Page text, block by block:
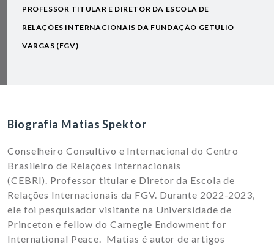
PROFESSOR TITULAR E DIRETOR DA ESCOLA DE
RELAÇÕES INTERNACIONAIS DA FUNDAÇÃO GETULIO
VARGAS (FGV)
Biografia Matias Spektor
Conselheiro Consultivo e Internacional do Centro
Brasileiro de Relações Internacionais
(CEBRI). Professor titular e Diretor da Escola de
Relações Internacionais da FGV. Durante 2022-2023,
ele foi pesquisador visitante na Universidade de
Princeton e fellow do Carnegie Endowment for
International Peace. Matias é autor de artigos